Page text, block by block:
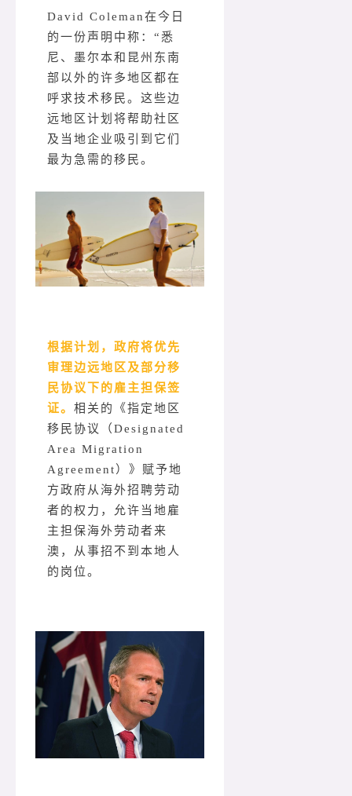
David Coleman在今日
的一份声明中称：“悉
尼、墨尔本和昆州东南
部以外的许多地区都在
呼求技术移民。这些边
远地区计划将帮助社区
及当地企业吸引到它们
最为急需的移民。
根据计划，政府将优先
审理边远地区及部分移
民协议下的雇主担保签
证。 相关的《指定地区
移民协议（Designated
Area Migration
Agreement）》赋予地
方政府从海外招聘劳动
者的权力，允许当地雇
主担保海外劳动者来
澳，从事招不到本地人
的岗位。